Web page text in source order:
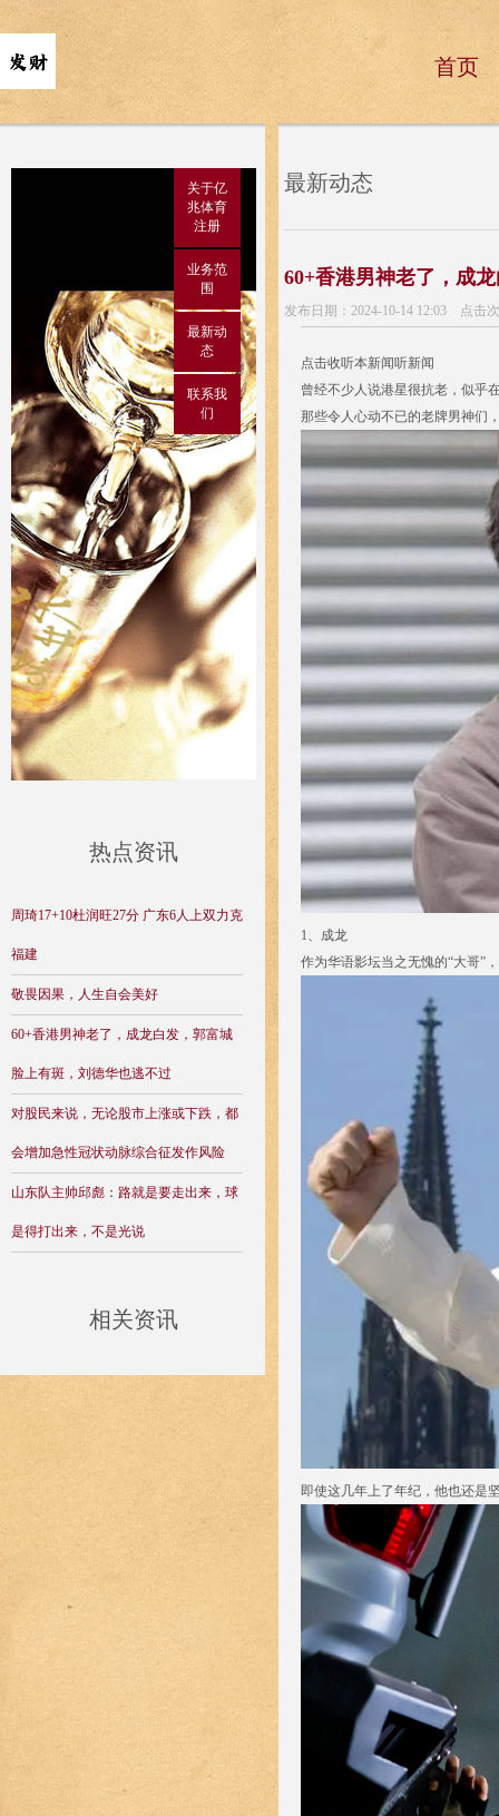
首页
热点资讯
周琦17+10杜润旺27分 广东6人上双力克
福建
敬畏因果，人生自会美好
60+香港男神老了，成龙白发，郭富城
脸上有斑，刘德华也逃不过
对股民来说，无论股市上涨或下跌，都
会增加急性冠状动脉综合征发作风险
山东队主帅邱彪：路就是要走出来，球
是得打出来，不是光说
相关资讯
最新动态
关于亿
兆体育
注册
业务范
围
最新动
态
联系我
们
60+香港男神老了，成
发布日期：2024-10-14 12:03 点击
点击收听本新闻听新闻
曾经不少人说港星很抗老，似乎
那些令人心动不已的老牌男神们
1、成龙
作为华语影坛当之无愧的“大哥”
即使这几年上了年纪，他也还是